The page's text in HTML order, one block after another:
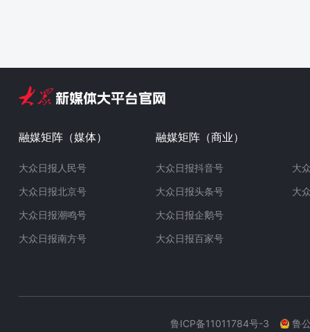
融媒矩阵（媒体）
大众日报人民号
大众日报北京号
大众日报潮鸣号
大众日报南方号
融媒矩阵（商业）
大众日报抖音号
大众日报头条号
大众日报企鹅号
大众日报百家号
大
大
鲁ICP备11011784号-3 鲁